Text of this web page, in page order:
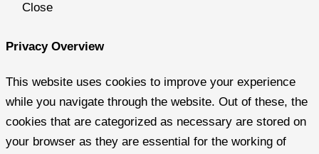
Close
Privacy Overview
This website uses cookies to improve your experience
while you navigate through the website. Out of these, the
cookies that are categorized as necessary are stored on
your browser as they are essential for the working of